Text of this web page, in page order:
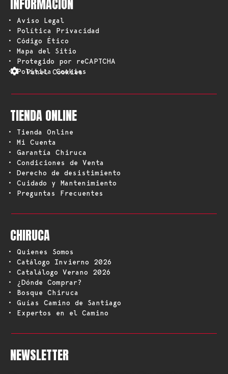
INFORMACIÓN
• Aviso Legal
• Política Privacidad
• Código Ético
• Mapa del Sitio
• Protegido por reCAPTCHA
• Política Cookies
Panel Cookies
TIENDA ONLINE
• Tienda Online
• Mi Cuenta
• Garantía Chiruca
• Condiciones de Venta
• Derecho de desistimiento
• Cuidado y Mantenimiento
• Preguntas Frecuentes
CHIRUCA
• Quienes Somos
• Catálogo Invierno 2026
• Catalálogo Verano 2026
• ¿Dónde Comprar?
• Bosque Chiruca
• Guías Camino de Santiago
• Expertos en el Camino
NEWSLETTER